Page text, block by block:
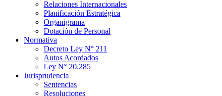
Relaciones Internacionales
Planificación Estratégica
Organigrama
Dotación de Personal
Normativa
Decreto Ley N° 211
Autos Acordados
Ley N° 20.285
Jurisprudencia
Sentencias
Resoluciones